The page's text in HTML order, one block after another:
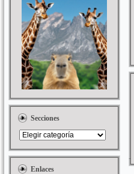
Secciones
Enlaces